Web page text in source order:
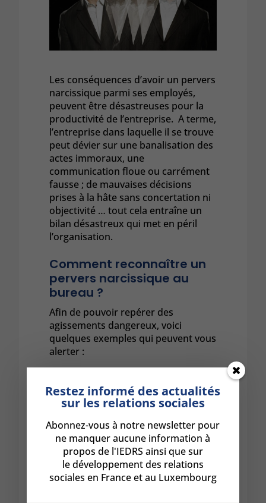
Les conséquences d’avoir un pervers
narcissique parmi ses employés,
peuvent être désastreuses pour la
productivité de l’entreprise. A terme,
l’entreprise dans laquelle il se trouve
peut dévier sur une banalisation des
actes immoraux, une
communication floue ou carrément
fausse ; de mauvaises décisions
prises à la hâte sans concertation ni
objectivité … tout cela entraîne un
bilan désastreux qui met en péril
l’organisation.
Comment reconnaître un
pervers narcissique au
bureau ?
Afin de pouvoir repérer des
agissements dangereux, voici
quelques exemples qui peuvent vous
alerter :
retard et ne s’en excuse pas. Il
prend de la place et attire
l’attention. Provocateur, il peut
créer la surprise : se mettre en
colère, humilier un collaborateur
ou quitter la réunion sans
explication.
Souvent, il embrouille avec des
grandes phrases compliquées,
Restez informé des actualités
sur les relations sociales
Abonnez-vous à notre newsletter pour
ne manquer aucune information à
propos de l'IEDRS ainsi que sur
le développement des relations
sociales en France et au Luxembourg